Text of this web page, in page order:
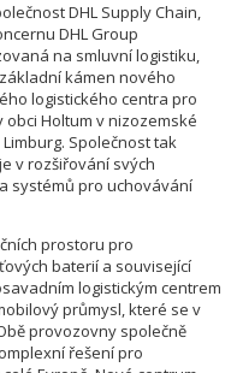
DHL Supply Chain,
DHL Group
na smluvní logistiku,
kámen nového
logistického centra pro
obci Holtum v nizozemské
Společnost tak
v rozšiřování svých
systémů pro uchovávání
prostoru pro
baterií a související
logistickým centrem
průmysl, které se v
provozovny společně
řešení pro